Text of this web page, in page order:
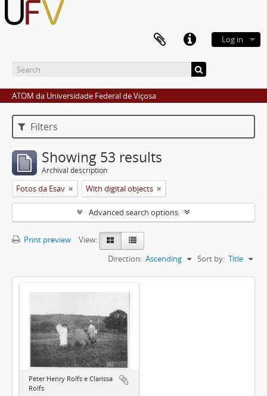
Log in
ATOM da Universidade Federal de Viçosa
Filters
Showing 53 results
Archival description
Fotos da Esav With digital objects
Advanced search options
Print preview
View:
Sort by: Title
Direction: Ascending
Peter Henry Rolfs e Clarissa
Rolfs